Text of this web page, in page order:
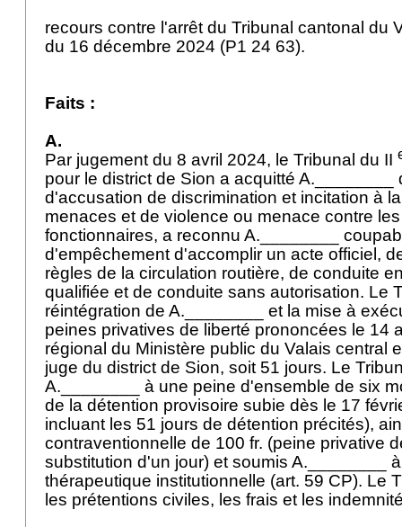
recours contre l'arrêt du Tribunal cantonal du
du 16 décembre 2024 (P1 24 63).
Faits :
A.
Par jugement du 8 avril 2024, le Tribunal du II
pour le district de Sion a acquitté A.________
d'accusation de discrimination et incitation à
menaces et de violence ou menace contre
fonctionnaires, a reconnu A.________
d'empêchement d'accomplir un acte officiel,
règles de la circulation routière, de conduite
qualifiée et de conduite sans autorisation. Le
réintégration de A.________ et la mise à
peines privatives de liberté prononcées le 14
régional du Ministère public du Valais central
juge du district de Sion, soit 51 jours. Le
A.________ à une peine d'ensemble de six
de la détention provisoire subie dès le 17
incluant les 51 jours de détention précités),
contraventionnelle de 100 fr. (peine privative
substitution d'un jour) et soumis A.________
thérapeutique institutionnelle (art. 59 CP). Le
les prétentions civiles, les frais et les